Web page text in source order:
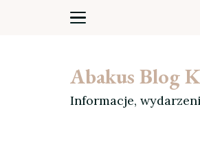
Abakus Blog
Informacje,